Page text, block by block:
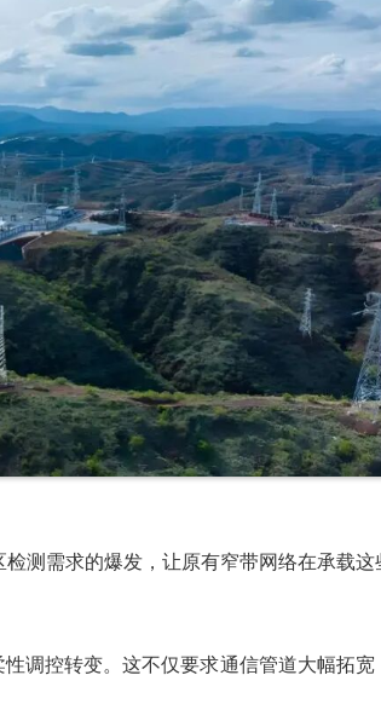
测需求的爆发，让原有窄带网络在承载这
调控转变。这不仅要求通信管道大幅拓宽